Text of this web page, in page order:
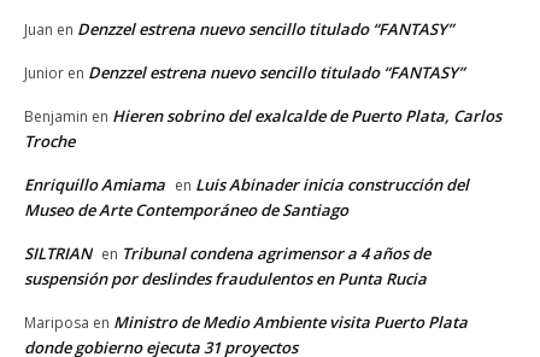
Juan en Denzzel estrena nuevo sencillo titulado “FANTASY”
Junior en Denzzel estrena nuevo sencillo titulado “FANTASY”
Benjamin en Hieren sobrino del exalcalde de Puerto Plata, Carlos
Troche
Enriquillo Amiama en Luis Abinader inicia construcción del
Museo de Arte Contemporáneo de Santiago
SILTRIAN en Tribunal condena agrimensor a 4 años de
suspensión por deslindes fraudulentos en Punta Rucia
Mariposa en Ministro de Medio Ambiente visita Puerto Plata
donde gobierno ejecuta 31 proyectos